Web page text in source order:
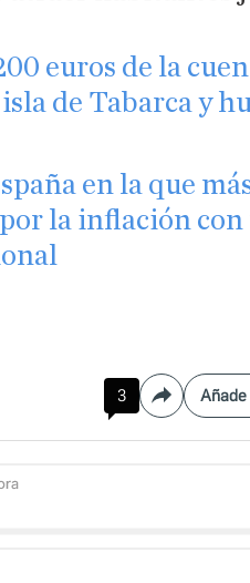
euros de la
de Tabarca y
en la que
la inflación
3 Compartir